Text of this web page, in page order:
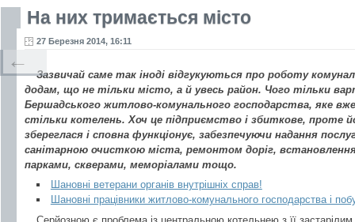
На них тримається місто
27 Березня 2014, 16:11
Зазвичай саме так іноді відгукуються про роботу
додам, що не тільки місто, а й увесь район. Чого тільки
Бершадського житлово-комунального господарства, яке
стільки котелень. Хоч це підприємство і збиткове, проте
збереглася і сповна функціонує, забезпечуючи надання
санітарною очисткою міста, ремонтом доріг,
парками, скверами, меморіалами тощо.
Шановні ветерани органів внутрішніх справ!
Шановні працівники житлово-комунального господарства і
Серйозною є проблема із центральною котельнею з її застарілим
←